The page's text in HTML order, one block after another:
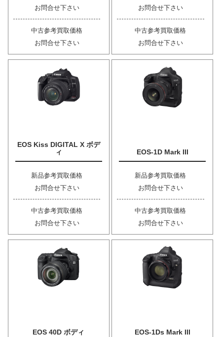
お問合せ下さい
中古参考買取価格
お問合せ下さい
お問合せ下さい
中古参考買取価格
お問合せ下さい
EOS Kiss DIGITAL X ボデ
ィ
新品参考買取価格
お問合せ下さい
中古参考買取価格
お問合せ下さい
EOS-1D Mark III
新品参考買取価格
お問合せ下さい
中古参考買取価格
お問合せ下さい
EOS 40D ボディ EOS-1Ds Mark III